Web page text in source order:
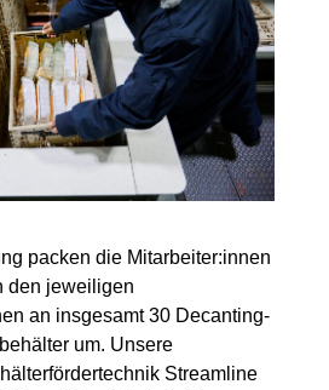
packen die Mitarbeiter:innen
den jeweiligen
an insgesamt 30 Decanting-
um. Unsere
Streamline